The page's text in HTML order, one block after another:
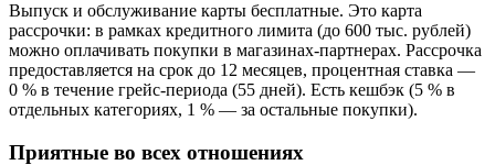
Выпуск и обслуживание карты бесплатные. Это карта
рассрочки: в рамках кредитного лимита (до 600 тыс. рублей)
можно оплачивать покупки в магазинах-партнерах. Рассрочка
предоставляется на срок до 12 месяцев, процентная ставка —
0 % в течение грейс-периода (55 дней). Есть кешбэк (5 % в
отдельных категориях, 1 % — за остальные покупки).
Приятные во всех отношениях